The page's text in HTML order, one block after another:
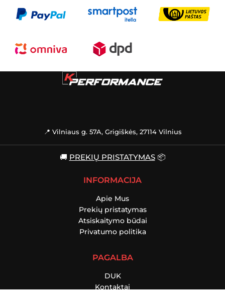
📍 Vilniaus g. 57A, Grigiškės, 27114 Vilnius
🚚 PREKIŲ PRISTATYMAS📦
INFORMACIJA
Apie Mus
Prekių pristatymas
Atsiskaitymo būdai
Privatumo politika
PAGALBA
DUK
Kontaktai